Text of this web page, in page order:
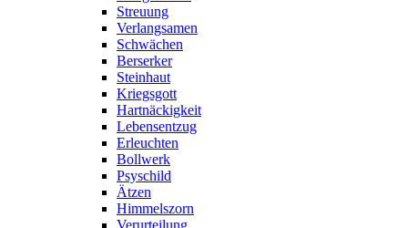
Streuung
Verlangsamen
Schwächen
Berserker
Steinhaut
Kriegsgott
Hartnäckigkeit
Lebensentzug
Erleuchten
Bollwerk
Psyschild
Ätzen
Himmelszorn